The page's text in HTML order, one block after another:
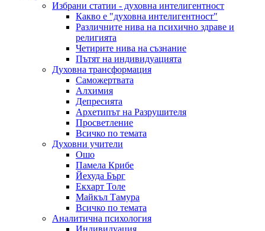
Избрани статии - духовна интелигентност
Какво е "духовна интелигентност"
Различните нива на психично здраве и
религията
Четирите нива на съзнание
Пътят на индивидуацията
Духовна трансформация
Саможертвата
Алхимия
Депресията
Архетипът на Разрушителя
Просветление
Всичко по темата
Духовни учители
Ошо
Памела Крибе
Йехуда Бърг
Екхарт Толе
Майкъл Тамура
Всичко по темата
Аналитична психология
Индивидуация